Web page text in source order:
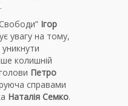
Ігор
увагу на тому,
колишній
Петро
справами
Наталія Семко.